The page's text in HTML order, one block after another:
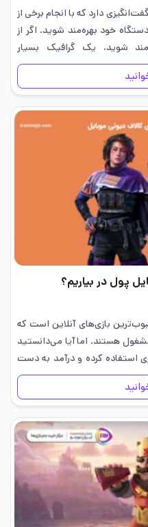
دارد که با انجام برخی از
خود بهره‌مند شوید. اگر از
شوید، یک گرافیک بسیار
پول در بیاریم؟
بازی‌های آنلاین است که
هستند. اما آیا می‌دانستید
استفاده کرده و درآمد به دست